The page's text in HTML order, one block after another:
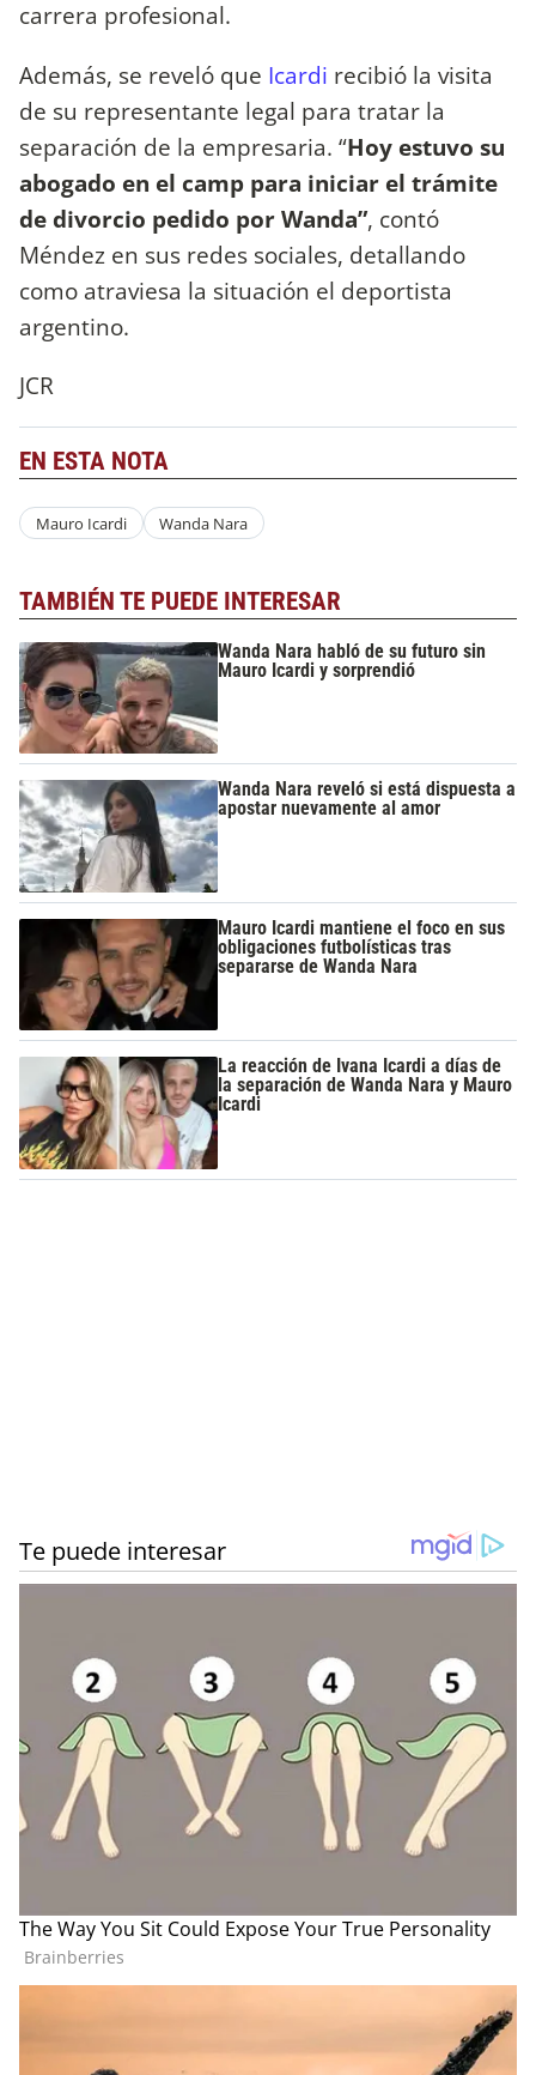
carrera profesional.
Además, se reveló que Icardi recibió la visita
de su representante legal para tratar la
separación de la empresaria. “Hoy estuvo su
abogado en el camp para iniciar el trámite
de divorcio pedido por Wanda”, contó
Méndez en sus redes sociales, detallando
como atraviesa la situación el deportista
argentino.
JCR
EN ESTA NOTA
Mauro Icardi Wanda Nara
TAMBIÉN TE PUEDE INTERESAR
Wanda Nara habló de su futuro sin
Mauro Icardi y sorprendió
Wanda Nara reveló si está dispuesta a
apostar nuevamente al amor
Mauro Icardi mantiene el foco en sus
obligaciones futbolísticas tras
separarse de Wanda Nara
La reacción de Ivana Icardi a días de
la separación de Wanda Nara y Mauro
Icardi